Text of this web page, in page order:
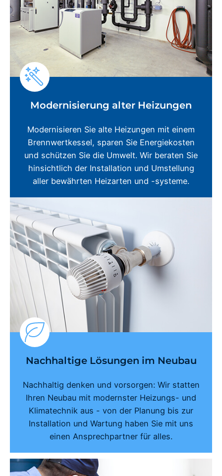
Modernisierung alter Heizungen
Modernisieren Sie alte Heizungen mit einem
Brennwertkessel, sparen Sie Energiekosten
und schützen Sie die Umwelt. Wir beraten Sie
hinsichtlich der Installation und Umstellung
aller bewährten Heizarten und -systeme.
Nachhaltige Lösungen im Neubau
Nachhaltig denken und vorsorgen: Wir statten
Ihren Neubau mit modernster Heizungs- und
Klimatechnik aus - von der Planung bis zur
Installation und Wartung haben Sie mit uns
einen Ansprechpartner für alles.